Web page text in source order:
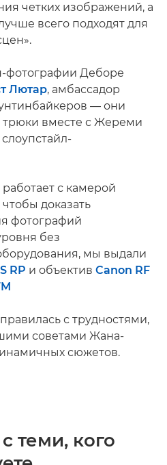
четких изображений, а
всего подходят для
фотографии Деборе
Лютар, амбассадор
— они
трюки вместе с Жереми
с камерой
чтобы доказать
фотографий
без
мы выдали
RP и объектив Canon RF
с трудностями,
советами Жана-
сюжетов.
теми, кого